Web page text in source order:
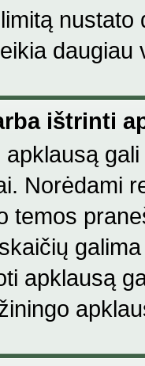
daugiau
ištrinti
Norėdami
temos
apklausą